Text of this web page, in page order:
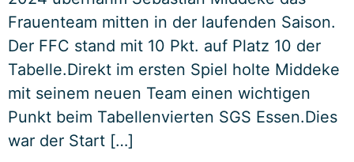
Frauenteam mitten in der laufenden Saison.
Der FFC stand mit 10 Pkt. auf Platz 10 der
Tabelle.Direkt im ersten Spiel holte Middeke
mit seinem neuen Team einen wichtigen
Punkt beim Tabellenvierten SGS Essen.Dies
war der Start […]